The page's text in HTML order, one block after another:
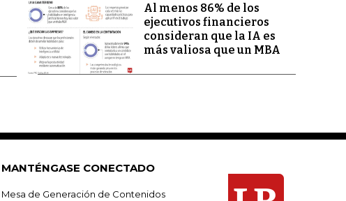
Al menos 86% de los
ejecutivos financieros
consideran que la IA es
más valiosa que un MBA
MANTÉNGASE CONECTADO
Mesa de Generación de Contenidos